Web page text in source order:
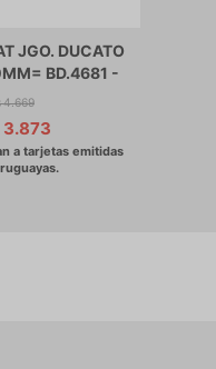
JGO. DUCATO
BD.4681 -
4.669
3.873